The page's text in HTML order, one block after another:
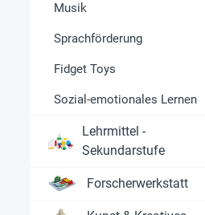
Musik
Sprachförderung
Fidget Toys
Sozial-emotionales Lernen
Lehrmittel -
Sekundarstufe
Forscherwerkstatt